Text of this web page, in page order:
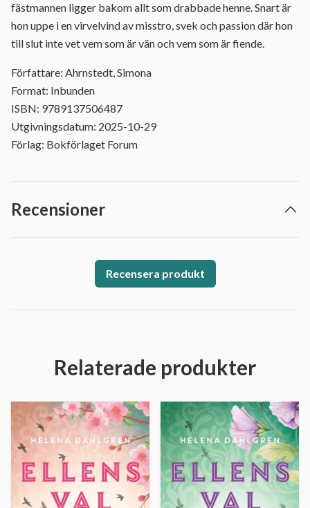
fästmannen ligger bakom allt som drabbade henne. Snart är
hon uppe i en virvelvind av misstro, svek och passion där hon
till slut inte vet vem som är vän och vem som är fiende.
Författare: Ahrnstedt, Simona
Format: Inbunden
ISBN: 9789137506487
Utgivningsdatum: 2025-10-29
Förlag: Bokförlaget Forum
Recensioner
Recensera produkt
Relaterade produkter